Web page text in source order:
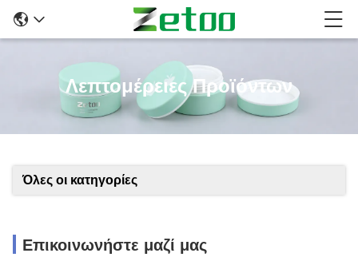
Λεπτομέρειες Προϊόντων
Όλες οι κατηγορίες
Επικοινωνήστε μαζί μας